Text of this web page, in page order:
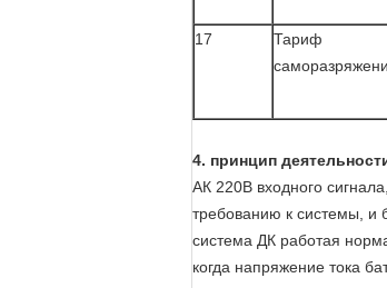
17
Тариф
4. принцип
АК 220В входного
требованию к системы, и
система ДК работая
когда напряжение тока